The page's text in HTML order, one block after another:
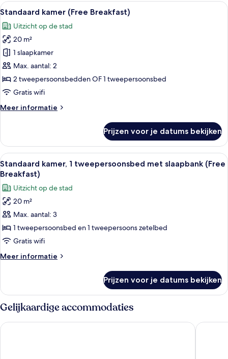
eenpersoonsbedden
Breakfast)
Alle
foto's
voor
Standaard
kamer
(Free
Breakfast)
laden
Een hotelkamer met twee bedden,
7
Standaard kamer (Free Breakfast)
Uitzicht op de stad
20 m²
1 slaapkamer
Max. aantal: 2
2 tweepersoonsbedden OF 1 tweepersoonsbed
Gratis wifi
Meer informatie
Meer
kamer
(Free
Breakfast)
Prijzen voor je datums bekijken
Alle
foto's
voor
Standaard
kamer,
1
tweepersoonsbed
met
slaapbank
(Free
laden
Een hotelkamer met een groot bed,
4
Standaard kamer, 1 tweepersoonsbed met slaapbank (Free
Breakfast)
Uitzicht op de stad
20 m²
Max. aantal: 3
1 tweepersoonsbed en 1 tweepersoons zetelbed
Gratis wifi
Meer informatie
Meer
kamer,
tweepersoonsbed
met
slaapbank
Prijzen voor je datums bekijken
Gelijkaardige accommodaties
Hotel Primus Valencia HQ